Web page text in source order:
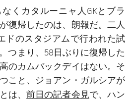
くカタルーニャ人GKとブラ
復帰したのは、朗報だ。二人
ドのスタジアムで行われた試
つまり、58日ぶりに復帰した
のカムバックデイはない。そ
こと、ジョアン・ガルシアが
は、前日の記者会見で、ハン